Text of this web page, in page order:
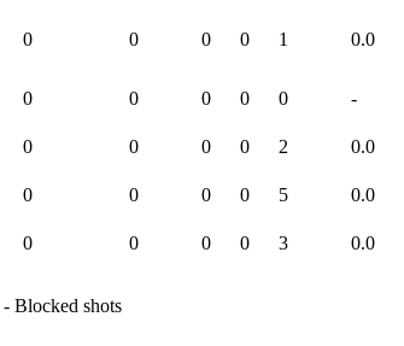
0 0 0 0 1 0.0
0 0 0 0 0 -
0 0 0 0 2 0.0
0 0 0 0 5 0.0
0 0 0 0 3 0.0
- Blocked shots